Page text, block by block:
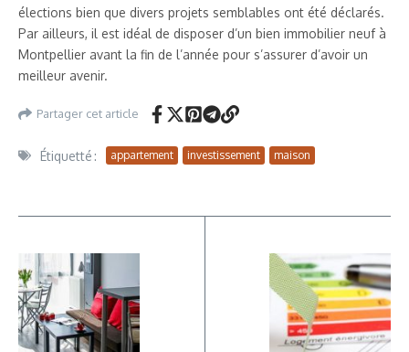
élections bien que divers projets semblables ont été déclarés.
Par ailleurs, il est idéal de disposer d’un bien immobilier neuf à
Montpellier avant la fin de l’année pour s’assurer d’avoir un
meilleur avenir.
Partager cet article
Étiquetté : appartement investissement maison